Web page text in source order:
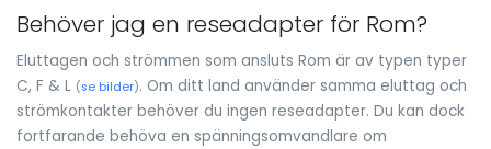
Behöver jag en reseadapter för Rom?
Eluttagen och strömmen som ansluts Rom är av typen typer
C, F & L (se bilder). Om ditt land använder samma eluttag och
strömkontakter behöver du ingen reseadapter. Du kan dock
fortfarande behöva en spänningsomvandlare om